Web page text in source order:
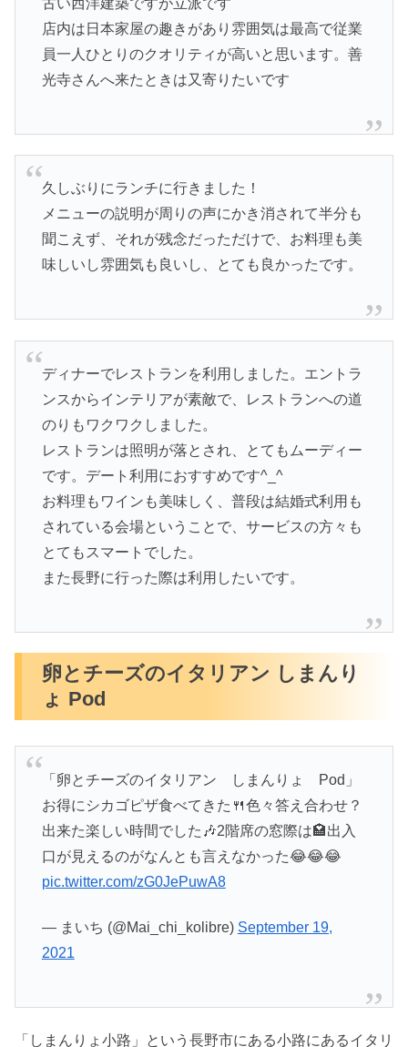
店内は日本家屋の趣きがあり雰囲気は最高で従業
員一人ひとりのクオリティが高いと思います。善
光寺さんへ来たときは又寄りたいです
久しぶりにランチに行きました！
メニューの説明が周りの声にかき消されて半分も
聞こえず、それが残念だっただけで、お料理も美
味しいし雰囲気も良いし、とても良かったです。
ディナーでレストランを利用しました。エントラ
ンスからインテリアが素敵で、レストランへの道
のりもワクワクしました。
レストランは照明が落とされ、とてもムーディー
です。デート利用におすすめです^_^
お料理もワインも美味しく、普段は結婚式利用も
されている会場ということで、サービスの方々も
とてもスマートでした。
また長野に行った際は利用したいです。
卵とチーズのイタリアン しまんり
ょ Pod
「卵とチーズのイタリアン しまんりょ Pod」
お得にシカゴピザ食べてきた🍴色々答え合わせ？
出来た楽しい時間でした🎶2階席の窓際は🏩出入
口が見えるのがなんとも言えなかった😂😂😂
pic.twitter.com/zG0JePuwA8
— まいち (@Mai_chi_kolibre) September 19,
2021
「しまんりょ小路」という長野市にある小路にあるイタリ